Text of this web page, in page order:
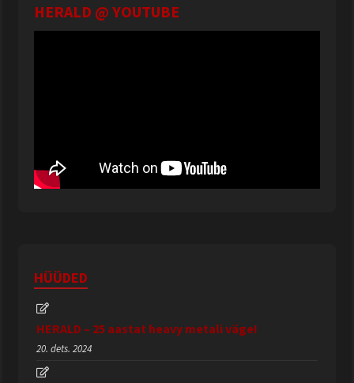
HERALD @ YOUTUBE
HÜÜDED
HERALD – 25 aastat heavy metali väge!
20. dets. 2024